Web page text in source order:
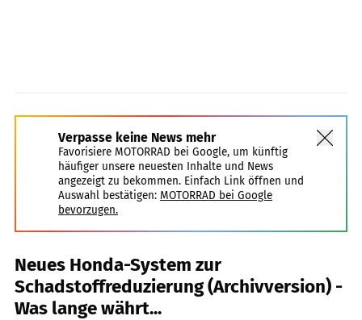
Verpasse keine News mehr
Favorisiere MOTORRAD bei Google, um künftig
häufiger unsere neuesten Inhalte und News
angezeigt zu bekommen. Einfach Link öffnen und
Auswahl bestätigen: MOTORRAD bei Google
bevorzugen.
Neues Honda-System zur
Schadstoffreduzierung (Archivversion) -
Was lange währt...